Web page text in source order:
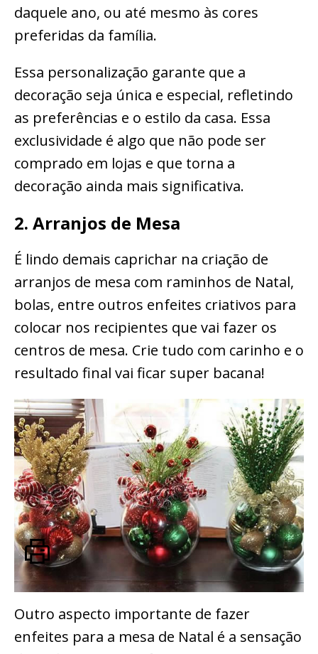
daquele ano, ou até mesmo às cores
preferidas da família.
Essa personalização garante que a
decoração seja única e especial, refletindo
as preferências e o estilo da casa. Essa
exclusividade é algo que não pode ser
comprado em lojas e que torna a
decoração ainda mais significativa.
2. Arranjos de Mesa
É lindo demais caprichar na criação de
arranjos de mesa com raminhos de Natal,
bolas, entre outros enfeites criativos para
colocar nos recipientes que vai fazer os
centros de mesa. Crie tudo com carinho e o
resultado final vai ficar super bacana!
Outro aspecto importante de fazer
enfeites para a mesa de Natal é a sensação